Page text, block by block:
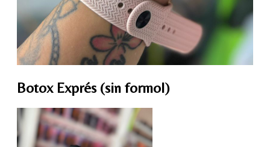
Botox Exprés (sin formol)